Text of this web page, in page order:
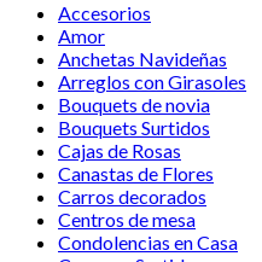
Accesorios
Amor
Anchetas Navideñas
Arreglos con Girasoles
Bouquets de novia
Bouquets Surtidos
Cajas de Rosas
Canastas de Flores
Carros decorados
Centros de mesa
Condolencias en Casa